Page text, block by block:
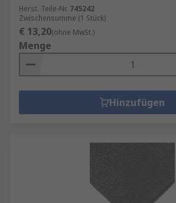
Herst. Teile-Nr. 745242
Zwischensumme (1 Stück)
€ 13,20(ohne MwSt.)
Menge
Hinzufügen